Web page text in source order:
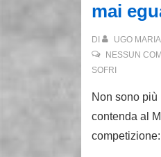
mai
DI UGO
NESSUN
SOFRI
Non sono
contenda al